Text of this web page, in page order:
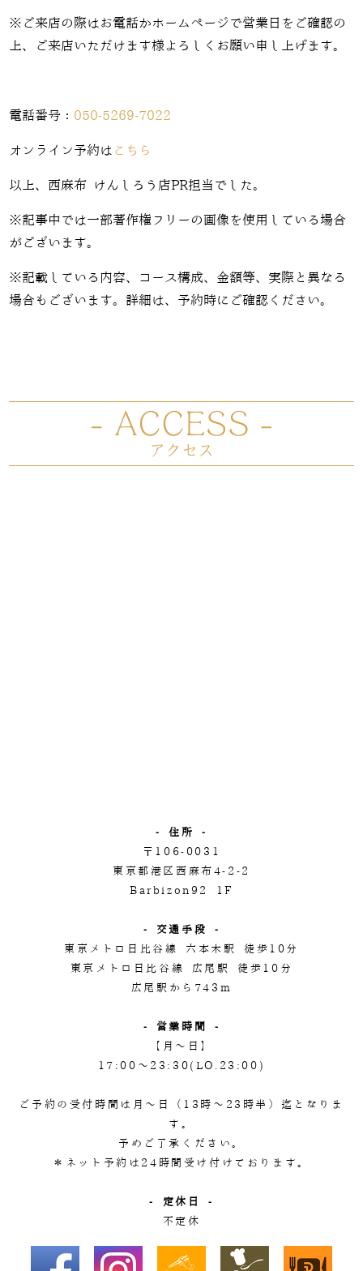
※ご来店の際はお電話かホームページで営業日をご確認の
上、ご来店いただけます様よろしくお願い申し上げます。
電話番号： 050-5269-7022
オンライン予約は こちら
以上、西麻布 けんしろう店PR担当でした。
※記事中では一部著作権フリーの画像を使用している場合
がございます。
※記載している内容、コース構成、金額等、実際と異なる
場合もございます。詳細は、予約時にご確認ください。
- 住所 -
〒106-0031
東京都港区西麻布4-2-2
Barbizon92 1F
- 交通手段 -
東京メトロ日比谷線 六本木駅 徒歩10分
東京メトロ日比谷線 広尾駅 徒歩10分
広尾駅から743m
- 営業時間 -
【月～日】
17:00～23:30(LO.23:00)
ご予約の受付時間は月～日（13時～23時半）迄となりま
す。
予めご了承ください。
＊ネット予約は24時間受け付けております。
- 定休日 -
不定休